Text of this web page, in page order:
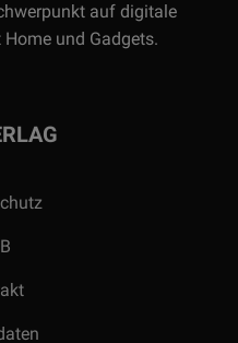
auf digitale
und Gadgets.